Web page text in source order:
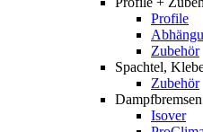
Profile
Zubehör
Spachtel,
Zubehör
Isover